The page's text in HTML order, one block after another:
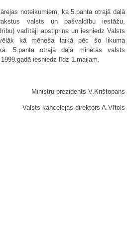
noteikumiem, ka 5.panta otrajā daļā
valsts un pašvaldību iestāžu,
vadītāji apstiprina un iesniedz Valsts
kā mēneša laikā pēc šo likuma
5.panta otrajā daļā minētās valsts
iesniedz līdz 1.maijam.
Ministru prezidents V.Krištopans
Valsts kancelejas direktors A.Vītols